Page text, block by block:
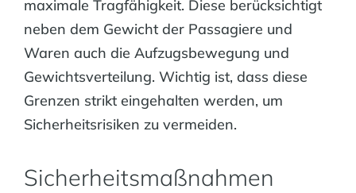
maximale Tragfähigkeit. Diese berücksichtigt
neben dem Gewicht der Passagiere und
Waren auch die Aufzugsbewegung und
Gewichtsverteilung. Wichtig ist, dass diese
Grenzen strikt eingehalten werden, um
Sicherheitsrisiken zu vermeiden.
Sicherheitsmaßnahmen